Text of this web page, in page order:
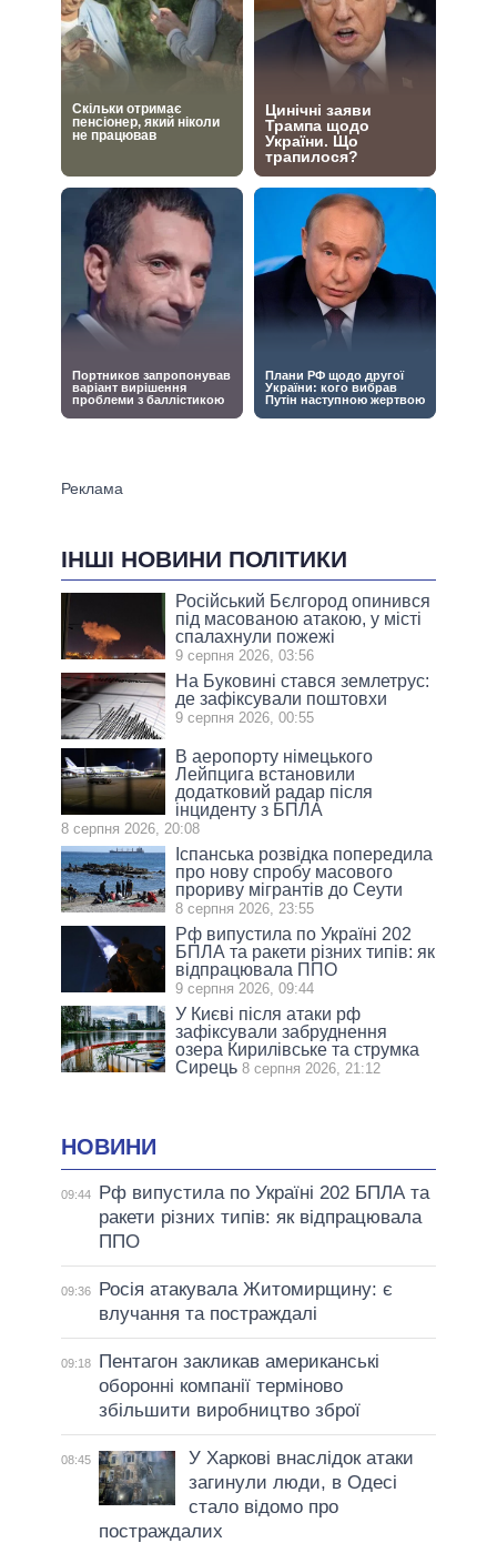
ІНШІ НОВИНИ ПОЛІТИКИ
Російський Бєлгород опинився
під масованою атакою, у місті
спалахнули пожежі
9 серпня 2026, 03:56
На Буковині стався землетрус:
де зафіксували поштовхи
9 серпня 2026, 00:55
В аеропорту німецького
Лейпцига встановили
додатковий радар після
інциденту з БПЛА
8 серпня 2026, 20:08
Іспанська розвідка попередила
про нову спробу масового
прориву мігрантів до Сеути
8 серпня 2026, 23:55
Рф випустила по Україні 202
БПЛА та ракети різних типів: як
відпрацювала ППО
9 серпня 2026, 09:44
У Києві після атаки рф
зафіксували забруднення
озера Кирилівське та струмка
Сирець 8 серпня 2026, 21:12
НОВИНИ
09:44
Рф випустила по Україні 202 БПЛА та
ракети різних типів: як відпрацювала
ППО
09:36
Росія атакувала Житомирщину: є
влучання та постраждалі
09:18
Пентагон закликав американські
оборонні компанії терміново
збільшити виробництво зброї
08:45
У Харкові внаслідок атаки
загинули люди, в Одесі
стало відомо про
постраждалих